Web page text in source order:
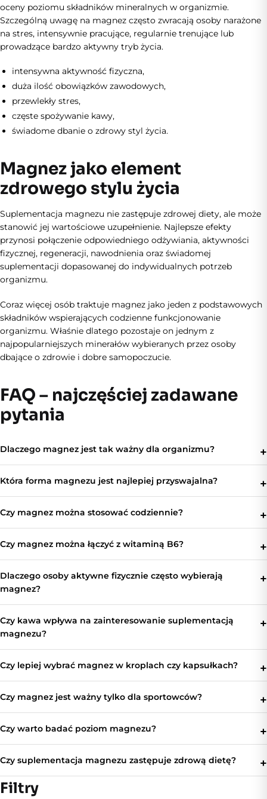
oceny poziomu składników mineralnych w organizmie.
Szczególną uwagę na magnez często zwracają osoby narażone
na stres, intensywnie pracujące, regularnie trenujące lub
prowadzące bardzo aktywny tryb życia.
intensywna aktywność fizyczna,
duża ilość obowiązków zawodowych,
przewlekły stres,
częste spożywanie kawy,
świadome dbanie o zdrowy styl życia.
Magnez jako element
zdrowego stylu życia
Suplementacja magnezu nie zastępuje zdrowej diety, ale może
stanowić jej wartościowe uzupełnienie. Najlepsze efekty
przynosi połączenie odpowiedniego odżywiania, aktywności
fizycznej, regeneracji, nawodnienia oraz świadomej
suplementacji dopasowanej do indywidualnych potrzeb
organizmu.
Coraz więcej osób traktuje magnez jako jeden z podstawowych
składników wspierających codzienne funkcjonowanie
organizmu. Właśnie dlatego pozostaje on jednym z
najpopularniejszych minerałów wybieranych przez osoby
dbające o zdrowie i dobre samopoczucie.
FAQ – najczęściej zadawane
pytania
Dlaczego magnez jest tak ważny dla organizmu?
Która forma magnezu jest najlepiej przyswajalna?
Czy magnez można stosować codziennie?
Czy magnez można łączyć z witaminą B6?
Dlaczego osoby aktywne fizycznie często wybierają
magnez?
Czy kawa wpływa na zainteresowanie suplementacją
magnezu?
Czy lepiej wybrać magnez w kroplach czy kapsułkach?
Czy magnez jest ważny tylko dla sportowców?
Czy warto badać poziom magnezu?
Czy suplementacja magnezu zastępuje zdrową dietę?
Filtry